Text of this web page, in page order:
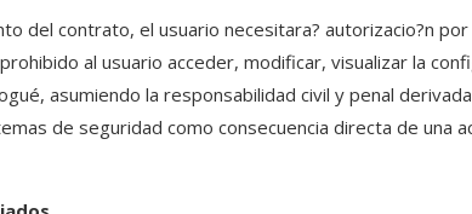
del contrato, el usuario necesitara? autorizacio?n
al usuario acceder, modificar, visualizar la
asumiendo la responsabilidad civil y penal
de seguridad como consecuencia directa de una